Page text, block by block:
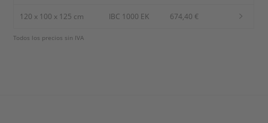
120 x 100 x 125 cm IBC 1000 EK 674,40 €
Todos los precios sin IVA